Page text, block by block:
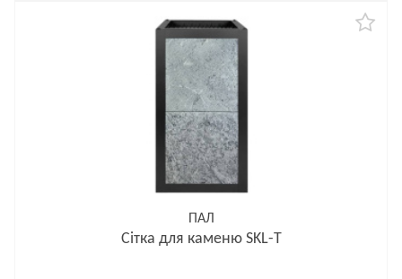
ПАЛ
Сітка для каменю SKL-T